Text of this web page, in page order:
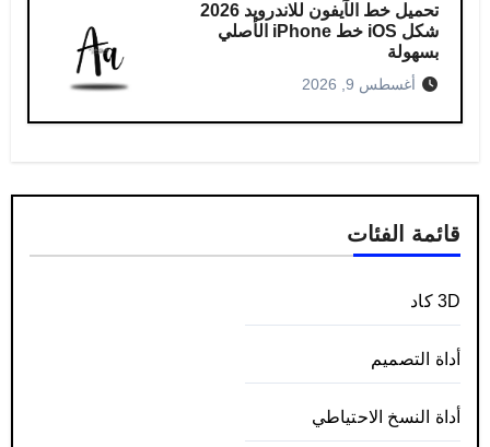
تحميل خط الآيفون للاندرويد 2026
شكل iOS خط iPhone الأصلي
بسهولة
أغسطس 9, 2026
قائمة الفئات
3D كاد
أداة التصميم
أداة النسخ الاحتياطي